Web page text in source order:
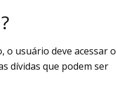
o usuário deve acessar o
dívidas que podem ser